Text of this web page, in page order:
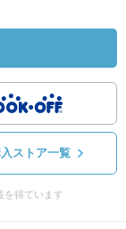
ストア一覧
を得ています